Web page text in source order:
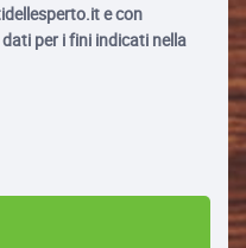
e con
per i fini indicati nella